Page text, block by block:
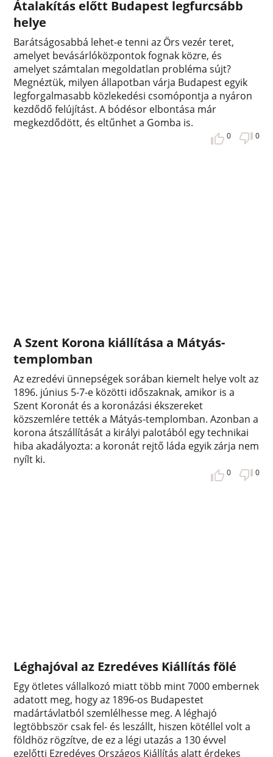
Átalakítás előtt Budapest legfurcsább
helye
Barátságosabbá lehet-e tenni az Örs vezér teret,
amelyet bevásárlóközpontok fognak közre, és
amelyet számtalan megoldatlan probléma sújt?
Megnéztük, milyen állapotban várja Budapest egyik
legforgalmasabb közlekedési csomópontja a nyáron
kezdődő felújítást. A bódésor elbontása már
megkezdődött, és eltűnhet a Gomba is.
0 0
A Szent Korona kiállítása a Mátyás-
templomban
Az ezredévi ünnepségek sorában kiemelt helye volt az
1896. június 5-7-e közötti időszaknak, amikor is a
Szent Koronát és a koronázási ékszereket
közszemlére tették a Mátyás-templomban. Azonban a
korona átszállítását a királyi palotából egy technikai
hiba akadályozta: a koronát rejtő láda egyik zárja nem
nyílt ki.
0 0
Léghajóval az Ezredéves Kiállítás fölé
Egy ötletes vállalkozó miatt több mint 7000 embernek
adatott meg, hogy az 1896-os Budapestet
madártávlatból szemlélhesse meg. A léghajó
legtöbbször csak fel- és leszállt, hiszen kötéllel volt a
földhöz rögzítve, de ez a légi utazás a 130 évvel
ezelőtti Ezredéves Országos Kiállítás alatt érdekes